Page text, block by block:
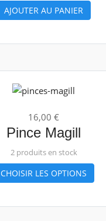
AJOUTER AU PANIER
16,00 €
Pince Magill
2 produits en stock
CHOISIR LES OPTIONS